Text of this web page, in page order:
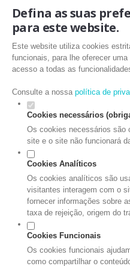
Defina as suas
para este website.
Este website utiliza cookies
funcionais, para lhe oferecer
acesso a todas as
Consulte a nossa política de
Cookies necessários
Os cookies necessários são
site e o site não funcionará
Cookies Analíticos
Os cookies analíticos são
visitantes interagem com o
fornecer informações sobre
taxa de rejeição, origem do
Cookies Funcionais
Os cookies funcionais
como compartilhar o